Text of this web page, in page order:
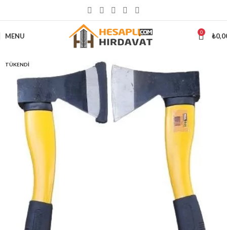
MENU 0 ₺
TÜKENDI
ÜSTÜ ALIŞVERİŞLERİNİZDE KARGO ÜCRETSİZ